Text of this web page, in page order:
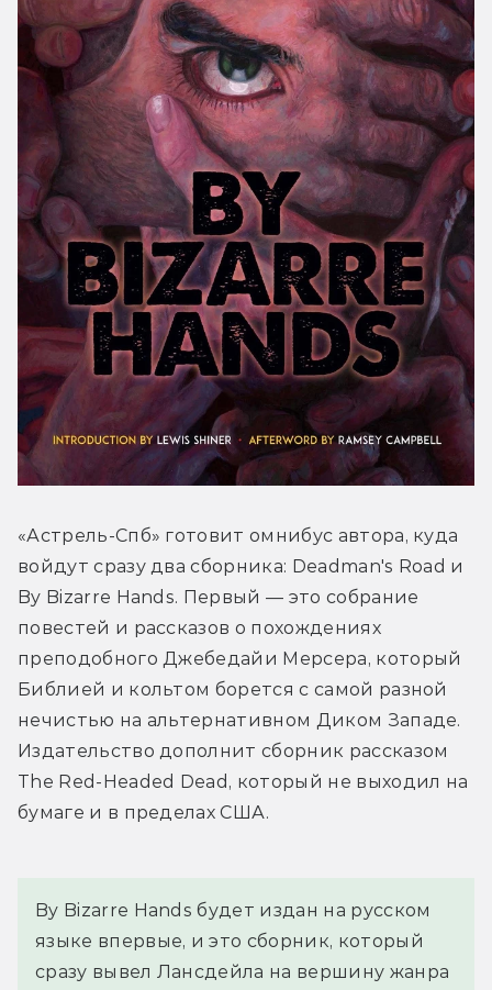
«Астрель-Спб» готовит омнибус автора, куда
войдут сразу два сборника: Deadman's Road и
By Bizarre Hands. Первый — это собрание
повестей и рассказов о похождениях
преподобного Джебедайи Мерсера, который
Библией и кольтом борется с самой разной
нечистью на альтернативном Диком Западе.
Издательство дополнит сборник рассказом
The Red-Headed Dead, который не выходил на
бумаге и в пределах США.
By Bizarre Hands будет издан на русском
языке впервые, и это сборник, который
сразу вывел Лансдейла на вершину жанра